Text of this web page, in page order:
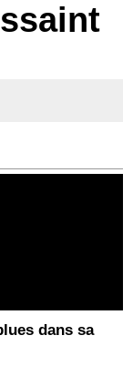
dans sa